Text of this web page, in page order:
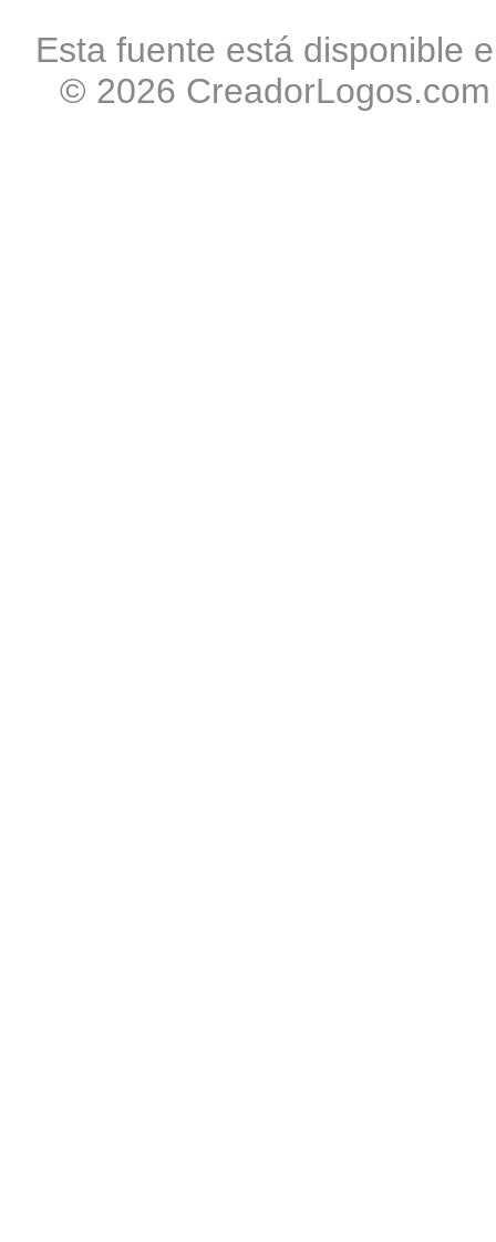
Esta fuente está disponible
© 2026